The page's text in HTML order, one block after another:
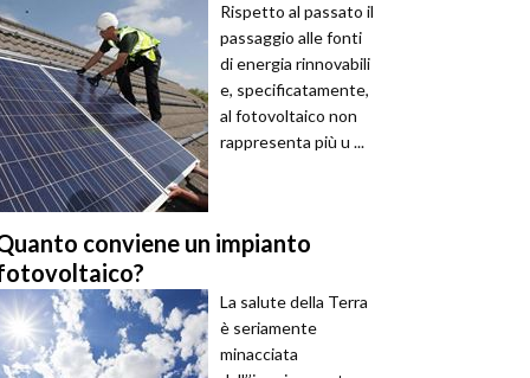
Rispetto al passato il
passaggio alle fonti
di energia rinnovabili
e, specificatamente,
al fotovoltaico non
rappresenta più u ...
conviene un impianto
La salute della Terra
è seriamente
minacciata